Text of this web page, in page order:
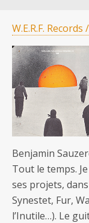
W.E.R.F. Records
Benjamin
Tout le temps.
ses projets,
Synestet, Fur,
l’Inutile…). Le